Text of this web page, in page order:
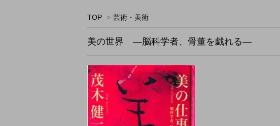
TOP > 芸術・美術
美の世界 ―脳科学者、骨董を戯れる―